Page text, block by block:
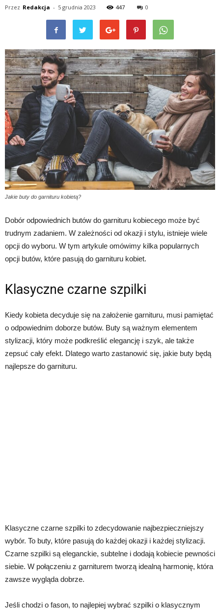
Przez Redakcja - 5 grudnia 2023 447 0
Jakie buty do garnituru kobietą?
Dobór odpowiednich butów do garnituru kobiecego może być
trudnym zadaniem. W zależności od okazji i stylu, istnieje wiele
opcji do wyboru. W tym artykule omówimy kilka popularnych
opcji butów, które pasują do garnituru kobiet.
Klasyczne czarne szpilki
Kiedy kobieta decyduje się na założenie garnituru, musi pamiętać
o odpowiednim doborze butów. Buty są ważnym elementem
stylizacji, który może podkreślić elegancję i szyk, ale także
zepsuć cały efekt. Dlatego warto zastanowić się, jakie buty będą
najlepsze do garnituru.
Klasyczne czarne szpilki to zdecydowanie najbezpieczniejszy
wybór. To buty, które pasują do każdej okazji i każdej stylizacji.
Czarne szpilki są eleganckie, subtelne i dodają kobiecie pewności
siebie. W połączeniu z garniturem tworzą idealną harmonię, która
zawsze wygląda dobrze.
Jeśli chodzi o fason, to najlepiej wybrać szpilki o klasycznym